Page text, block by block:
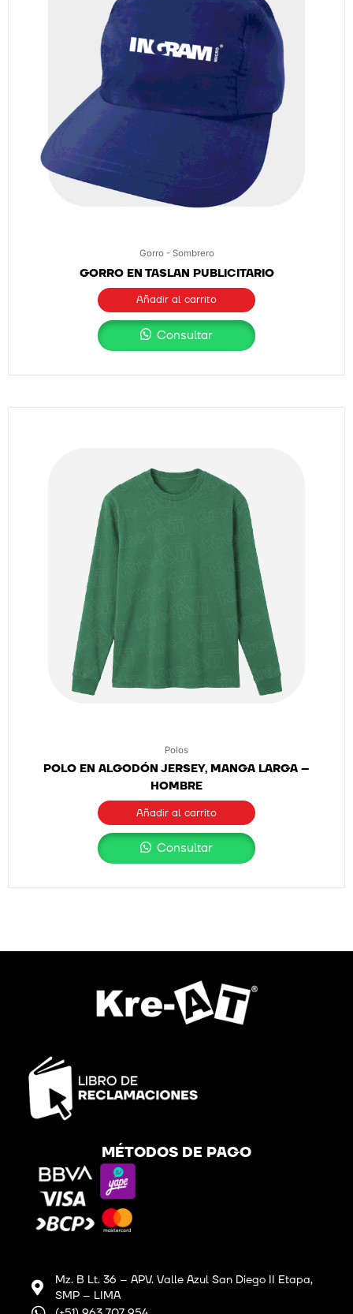
Gorro - Sombrero
GORRO EN TASLAN PUBLICITARIO
Añadir al carrito
Consultar
Polos
POLO EN ALGODÓN JERSEY, MANGA LARGA –
HOMBRE
Añadir al carrito
Consultar
MÉTODOS DE PAGO
Mz. B Lt. 36 – APV. Valle Azul San Diego II Etapa,
SMP – LIMA